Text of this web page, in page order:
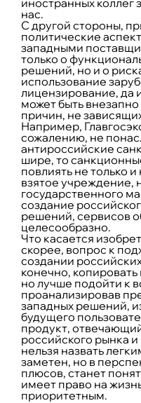
иностранных коллег
нас.
С другой стороны,
политические
западными
только о
решений, но и о
использование
лицензирование, да
может быть
причин, не
Например,
сожалению, не
антироссийские
шире, то
повлиять не только
взятое учреждение,
государственного
создание
решений, сервисов
целесообразно.
Что касается
скорее, вопрос к
создании
конечно, копировать
но лучше подойти к
проанализировав
западных решений,
будущего
продукт,
российского рынка
нельзя назвать
заметен, но в
плюсов, станет
имеет право на
приоритетным.